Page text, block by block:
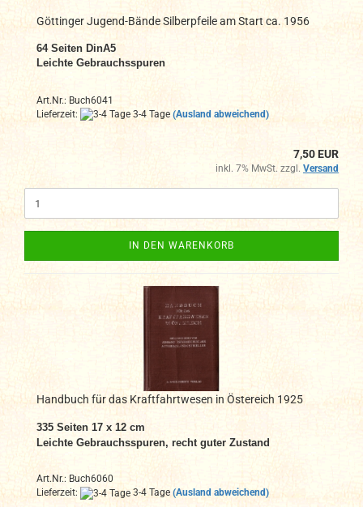
Göttinger Jugend-Bände Silberpfeile am Start ca. 1956
64 Seiten DinA5
Leichte Gebrauchsspuren
Art.Nr.: Buch6041
Lieferzeit:
3-4 Tage (Ausland abweichend)
7,50 EUR
inkl. 7% MwSt. zzgl. Versand
IN DEN WARENKORB
Handbuch für das Kraftfahrtwesen in Östereich 1925
335 Seiten 17 x 12 cm
Leichte Gebrauchsspuren, recht guter Zustand
Art.Nr.: Buch6060
Lieferzeit:
3-4 Tage (Ausland abweichend)